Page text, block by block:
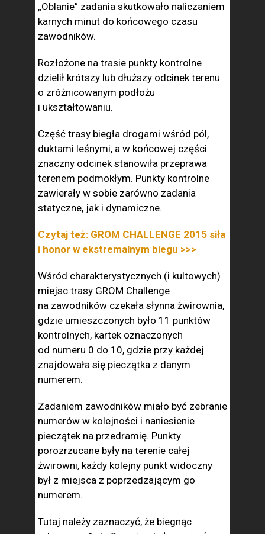
„Oblanie” zadania skutkowało naliczaniem
karnych minut do końcowego czasu
zawodników.
Rozłożone na trasie punkty kontrolne
dzielił krótszy lub dłuższy odcinek terenu
o zróżnicowanym podłożu
i ukształtowaniu.
Część trasy biegła drogami wśród pól,
duktami leśnymi, a w końcowej części
znaczny odcinek stanowiła przeprawa
terenem podmokłym. Punkty kontrolne
zawierały w sobie zarówno zadania
statyczne, jak i dynamiczne.
Czytaj też: GROM CHALLENGE 2015 siła
i honor w ekstremalnym biegu >>>
Wśród charakterystycznych (i kultowych)
miejsc trasy GROM Challenge
na zawodników czekała słynna żwirownia,
gdzie umieszczonych było 11 punktów
kontrolnych, kartek oznaczonych
od numeru 0 do 10, gdzie przy każdej
znajdowała się pieczątka z danym
numerem.
Zadaniem zawodników miało być zebranie
numerów w kolejności i naniesienie
pieczątek na przedramię. Punkty
porozrzucane były na terenie całej
żwirowni, każdy kolejny punkt widoczny
był z miejsca z poprzedzającym go
numerem.
Tutaj należy zaznaczyć, że biegnąc